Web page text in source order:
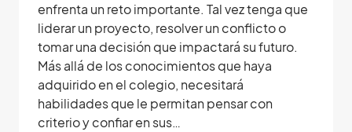
enfrenta un reto importante. Tal vez tenga que
liderar un proyecto, resolver un conflicto o
tomar una decisión que impactará su futuro.
Más allá de los conocimientos que haya
adquirido en el colegio, necesitará
habilidades que le permitan pensar con
criterio y confiar en sus…